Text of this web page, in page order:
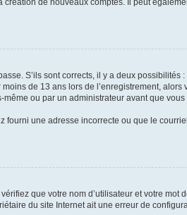
S’ils sont corrects, il y a deux possibilités :
de 13 ans lors de l’enregistrement,
ou par un administrateur avant que
fourni une adresse incorrecte ou que le
que votre nom d’utilisateur et votre
du site Internet ait une erreur de